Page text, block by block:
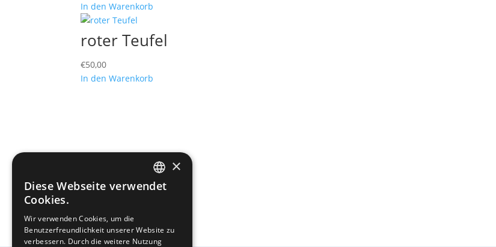
In den Warenkorb
roter Teufel
€50,00
In den Warenkorb
GERMAN
×
Diese Webseite verwendet
Cookies.
Wir verwenden Cookies, um die
Benutzerfreundlichkeit unserer Website zu
verbessern. Durch die weitere Nutzung